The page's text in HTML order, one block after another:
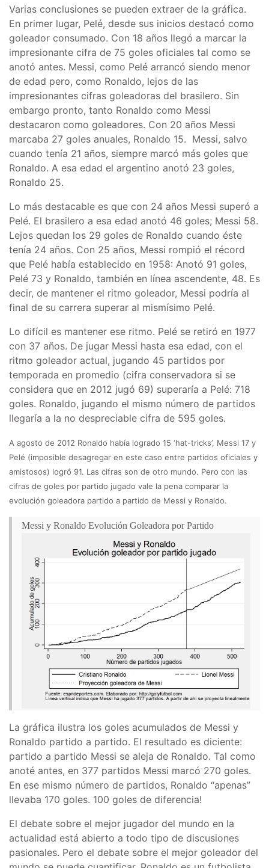
Varias conclusiones se pueden extraer de la gráfica.
En primer lugar, Pelé, desde sus inicios destacó como
goleador consumado. Con 18 años llegó a marcar la
impresionante cifra de 75 goles oficiales tal como se
anotó antes. Messi, como Pelé arrancó siendo menor
de edad pero, como Ronaldo, lejos de las
impresionantes cifras goleadoras del brasilero. Sin
embargo pronto, tanto Ronaldo como Messi
destacaron como goleadores. Con 20 años Messi
marcaba 27 goles anuales, Ronaldo 15. Messi, salvo
cuando tenía 21 años, siempre marcó más goles que
Ronaldo. A esa edad el argentino anotó 23 goles,
Ronaldo 25.
Lo más destacable es que con 24 años Messi superó a
Pelé. El brasilero a esa edad anotó 46 goles; Messi 58.
Lejos quedan los 29 goles de Ronaldo cuando éste
tenía 24 años. Con 25 años, Messi rompió el récord
que Pelé había establecido en 1958: Anotó 91 goles,
Pelé 73 y Ronaldo, también en línea ascendente, 48. Es
decir, de mantener el ritmo goleador, Messi podría al
final de su carrera superar al mismísimo Pelé.
Lo difícil es mantener ese ritmo. Pelé se retiró en 1977
con 37 años. De jugar Messi hasta esa edad, con el
ritmo goleador actual, jugando 45 partidos por
temporada en promedio (cifra conservadora si se
considera que en 2012 jugó 69) superaría a Pelé: 718
goles. Ronaldo, jugando el mismo número de partidos
llegaría a la no despreciable cifra de 595 goles.
A agosto de 2012 Ronaldo había logrado 15 ‘hat-tricks’, Messi 17 y
Pelé (imposible desagregar en este caso entre partidos oficiales y
amistosos) logró 91. Las cifras son de otro mundo. Pero con las
cifras de goles por partido jugado vale la pena comparar la
evolución goleadora partido a partido de Messi y Ronaldo.
Messi y Ronaldo Evolución Goleadora por Partido
La gráfica ilustra los goles acumulados de Messi y
Ronaldo partido a partido. El resultado es diciente:
partido a partido Messi se aleja de Ronaldo. Tal como
anoté antes, en 377 partidos Messi marcó 270 goles.
En ese mismo número de partidos, Ronaldo “apenas”
llevaba 170 goles. 100 goles de diferencia!
El debate sobre el mejor jugador del mundo en la
actualidad está abierto a todo tipo de discusiones
pasionales. Pero el debate sobre el mejor goleador del